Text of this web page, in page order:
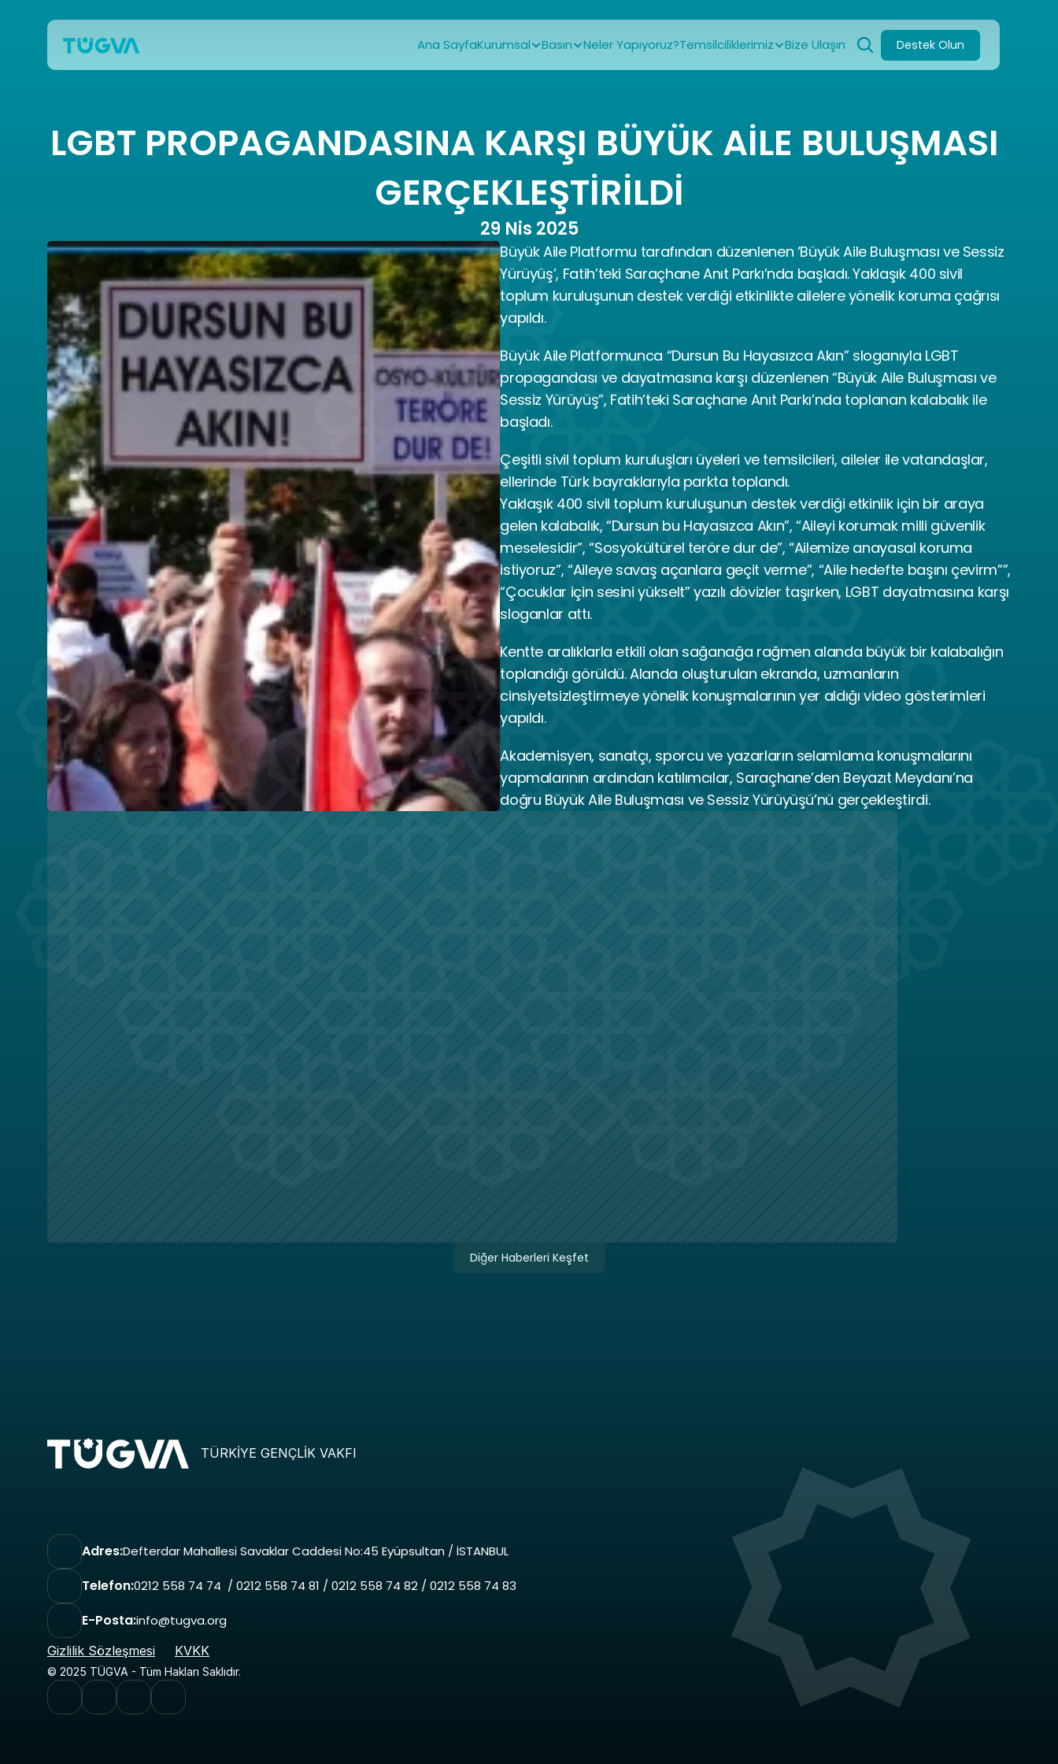
Ana SayfaKurumsal Basın Neler Yapıyoruz?Temsilciliklerimiz Bize Ulaşın Destek Olun
LGBT PROPAGANDASINA KARŞI BÜYÜK AİLE BULUŞMASI
GERÇEKLEŞTİRİLDİ
29 Nis 2025
Büyük Aile Platformu tarafından düzenlenen ‘Büyük Aile Buluşması ve Sessiz
Yürüyüş’, Fatih’teki Saraçhane Anıt Parkı’nda başladı. Yaklaşık 400 sivil
toplum kuruluşunun destek verdiği etkinlikte ailelere yönelik koruma çağrısı
yapıldı.
Büyük Aile Platformunca “Dursun Bu Hayasızca Akın” sloganıyla LGBT
propagandası ve dayatmasına karşı düzenlenen “Büyük Aile Buluşması ve
Sessiz Yürüyüş”, Fatih’teki Saraçhane Anıt Parkı’nda toplanan kalabalık ile
başladı.
Çeşitli sivil toplum kuruluşları üyeleri ve temsilcileri, aileler ile vatandaşlar,
ellerinde Türk bayraklarıyla parkta toplandı.
Yaklaşık 400 sivil toplum kuruluşunun destek verdiği etkinlik için bir araya
gelen kalabalık, “Dursun bu Hayasızca Akın”, “Aileyi korumak milli güvenlik
meselesidir”, “Sosyokültürel teröre dur de”, “Ailemize anayasal koruma
istiyoruz”, “Aileye savaş açanlara geçit verme”, “Aile hedefte başını çevirm””,
“Çocuklar için sesini yükselt” yazılı dövizler taşırken, LGBT dayatmasına karşı
sloganlar attı.
Kentte aralıklarla etkili olan sağanağa rağmen alanda büyük bir kalabalığın
toplandığı görüldü. Alanda oluşturulan ekranda, uzmanların
cinsiyetsizleştirmeye yönelik konuşmalarının yer aldığı video gösterimleri
yapıldı.
Akademisyen, sanatçı, sporcu ve yazarların selamlama konuşmalarını
yapmalarının ardından katılımcılar, Saraçhane’den Beyazıt Meydanı’na
doğru Büyük Aile Buluşması ve Sessiz Yürüyüşü’nü gerçekleştirdi.
Diğer Haberleri Keşfet
TÜRKİYE GENÇLİK VAKFI
Adres:Defterdar Mahallesi Savaklar Caddesi No:45 Eyüpsultan / İSTANBUL
Telefon:0212 558 74 74  / 0212 558 74 81 / 0212 558 74 82 / 0212 558 74 83
E-Posta:info@tugva.org
Gizlilik Sözleşmesi KVKK
© 2025 TÜGVA - Tüm Hakları Saklıdır.